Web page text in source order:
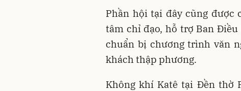
Phần hội tại đây cũng được
tâm chỉ đạo, hỗ trợ Ban
chuẩn bị chương trình văn
khách thập phương.
Không khí Katê tại Đền thờ